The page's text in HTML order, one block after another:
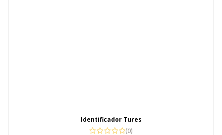
Identificador Tures
(0)